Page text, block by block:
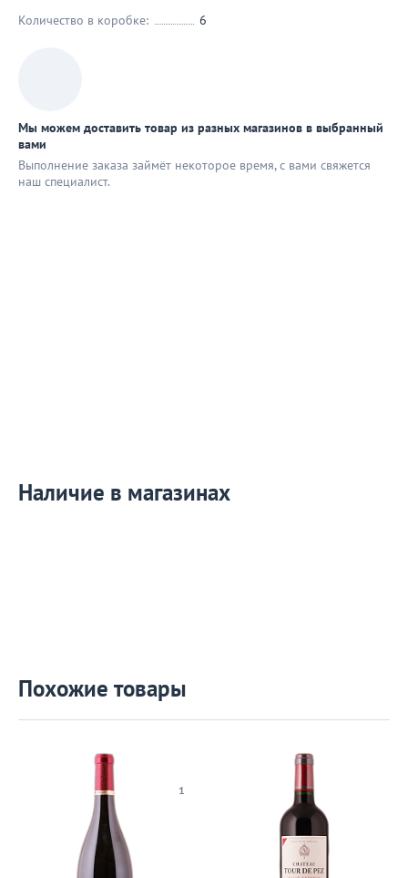
Количество в коробке:
6
Мы можем доставить товар из разных магазинов в выбранный
вами
Выполнение заказа займёт некоторое время, с вами свяжется
наш специaлист.
Наличие в магазинах
Похожие товары
1